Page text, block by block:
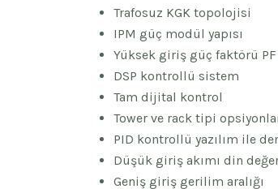
Trafosuz KGK topolojisi
IPM güç modül yapısı
Yüksek giriş güç faktörü PF
DSP kontrollü sistem
Tam dijital kontrol
Tower ve rack tipi
PID kontrollü yazılım ile
Düşük giriş akımı din
Geniş giriş gerilim aralığı